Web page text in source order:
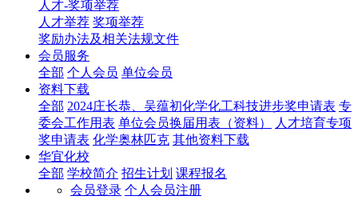
人才-奖项举荐
人才举荐 奖项举荐
奖励办法及相关法规文件
会员服务
全部 个人会员 单位会员
资料下载
全部 2024庄长恭、吴蕴初化学化工科技进步奖申请表 专
委会工作用表 单位会员换届用表（资料）
人才培育专项
奖申请表 化学奥林匹克 其他资料下载
华宜化校
全部 学校简介 招生计划 课程报名
会员登录 个人会员注册